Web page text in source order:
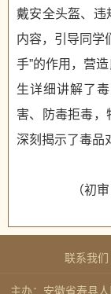
戴安全头盔、违
内容，引导同学
手”的作用，营
生详细讲解了
害、防毒拒毒，
深刻揭示了毒品
（初
联系我们
主办：安徽省寿县